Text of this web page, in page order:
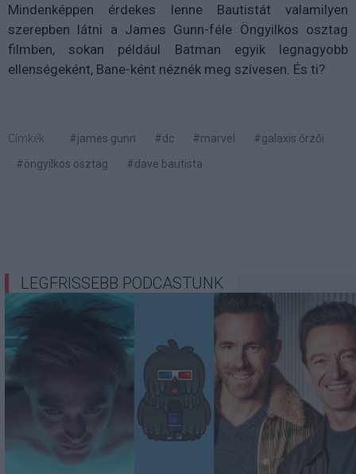
Mindenképpen érdekes lenne Bautistát valamilyen
szerepben látni a James Gunn-féle Öngyilkos osztag
filmben, sokan például Batman egyik legnagyobb
ellenségeként, Bane-ként néznék meg szívesen. És ti?
Címkék: #james gunn #dc #marvel
#galaxis őrzői
#öngyilkos osztag
#dave bautista
LEGFRISSEBB PODCASTÜNK